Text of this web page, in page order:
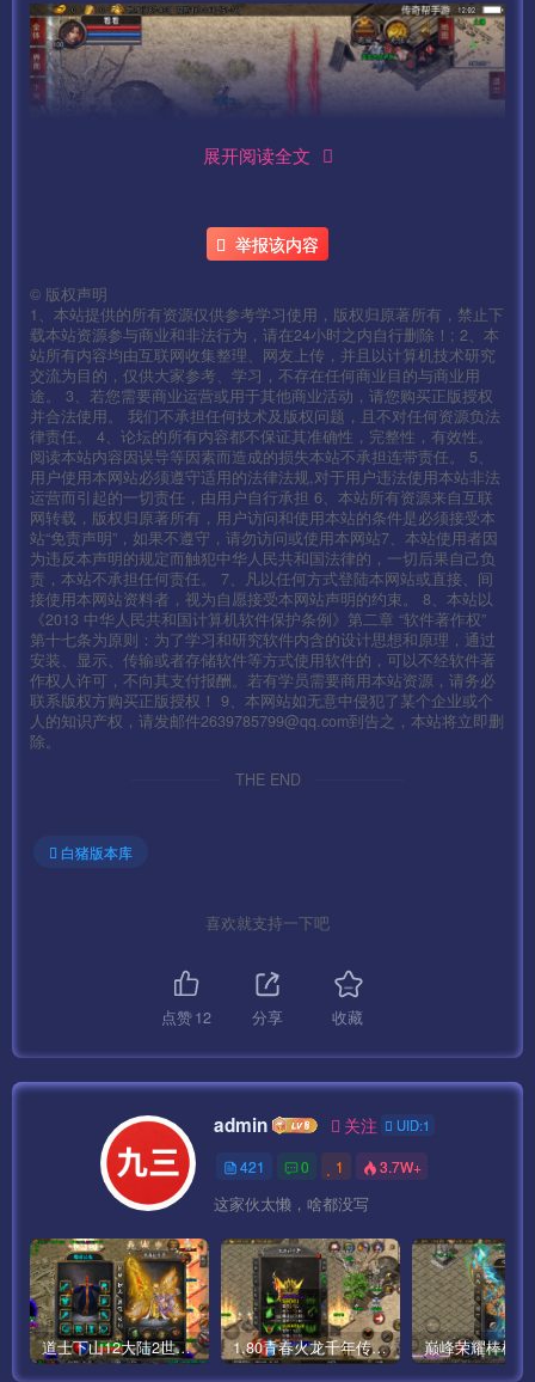
展开阅读全文
举报该内容
© 版权声明
1、本站提供的所有资源仅供参考学习使用，版权归原著所有，禁止下
载本站资源参与商业和非法行为，请在24小时之内自行删除！; 2、本
站所有内容均由互联网收集整理、网友上传，并且以计算机技术研究
交流为目的，仅供大家参考、学习，不存在任何商业目的与商业用
途。 3、若您需要商业运营或用于其他商业活动，请您购买正版授权
并合法使用。 我们不承担任何技术及版权问题，且不对任何资源负法
律责任。 4、论坛的所有内容都不保证其准确性，完整性，有效性。
阅读本站内容因误导等因素而造成的损失本站不承担连带责任。 5、
用户使用本网站必须遵守适用的法律法规,对于用户违法使用本站非法
运营而引起的一切责任，由用户自行承担 6、本站所有资源来自互联
网转载，版权归原著所有，用户访问和使用本站的条件是必须接受本
站“免责声明”，如果不遵守，请勿访问或使用本网站7、本站使用者因
为违反本声明的规定而触犯中华人民共和国法律的，一切后果自己负
责，本站不承担任何责任。 7、凡以任何方式登陆本网站或直接、间
接使用本网站资料者，视为自愿接受本网站声明的约束。 8、本站以
《2013 中华人民共和国计算机软件保护条例》第二章 “软件著作权”
第十七条为原则：为了学习和研究软件内含的设计思想和原理，通过
安装、显示、传输或者存储软件等方式使用软件的，可以不经软件著
作权人许可，不向其支付报酬。若有学员需要商用本站资源，请务必
联系版权方购买正版授权！ 9、本网站如无意中侵犯了某个企业或个
人的知识产权，请发邮件2639785799@qq.com到告之，本站将立即删
除。
THE END
白猪版本库
喜欢就支持一下吧
点赞12 分享 收藏
admin 关注 UID:1
421 0 1 3.7W+
这家伙太懒，啥都没写
道士下山12大陆2世界僵尸传奇手游版本[白猪3] 1.80青春火龙千年传奇手游完整版[白猪5]